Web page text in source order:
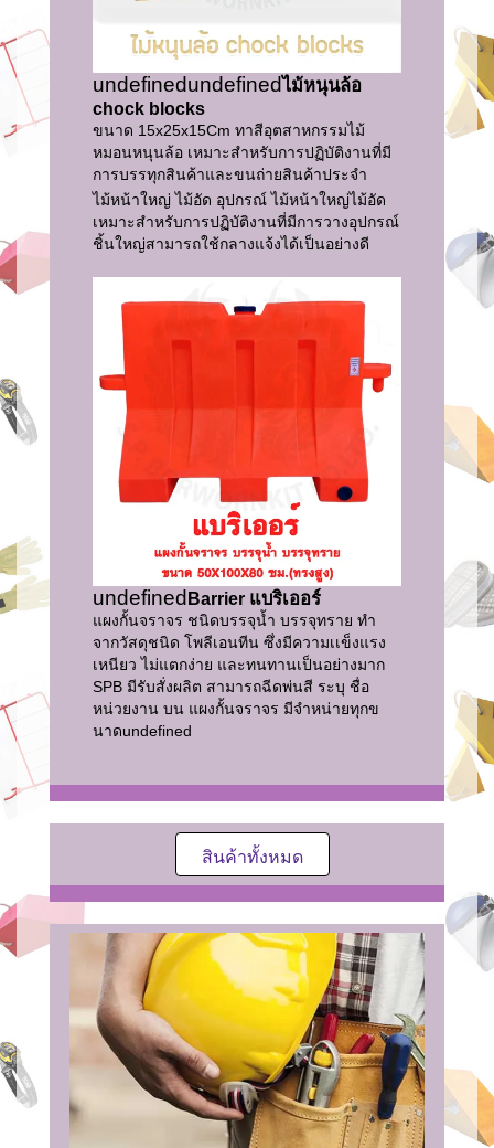
undefinedundefinedไม้หนุนล้อ
chock blocks
ขนาด 15x25x15Cm ทาสีอุตสาหกรรมไม้
หมอนหนุนล้อ เหมาะสำหรับการปฏิบัติงานที่มี
การบรรทุกสินค้าและขนถ่ายสินค้าประจำ
ไม้หน้าใหญ่ ไม้อัด อุปกรณ์ ไม้หน้าใหญ่ไม้อัด
เหมาะสำหรับการปฏิบัติงานที่มีการวางอุปกรณ์
ชิ้นใหญ่สามารถใช้กลางแจ้งได้เป็นอย่างดี
undefinedBarrier แบริเออร์
แผงกั้นจราจร ชนิดบรรจุน้ำ บรรจุทราย ทำ
จากวัสดุชนิด โพลีเอนทีน ซึ่งมีความเเข็งแรง
เหนียว ไม่แตกง่าย และทนทานเป็นอย่างมาก
SPB มีรับสั่งผลิต สามารถฉีดพ่นสี ระบุ ชื่อ
หน่วยงาน บน แผงกั้นจราจร มีจำหน่ายทุกข
นาดundefined
สินค้าทั้งหมด